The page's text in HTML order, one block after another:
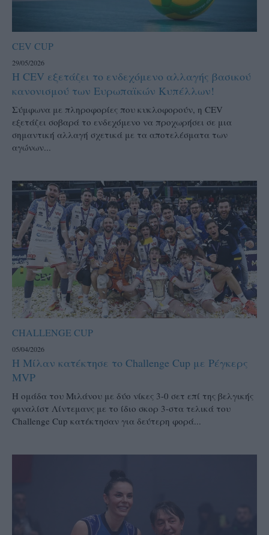
CEV CUP
29/05/2026
Η CEV εξετάζει το ενδεχόμενο αλλαγής βασικού
κανονισμού των Ευρωπαϊκών Κυπέλλων!
Σύμφωνα με πληροφορίες που κυκλοφορούν, η CEV
εξετάζει σοβαρά το ενδεχόμενο να προχωρήσει σε μια
σημαντική αλλαγή σχετικά με τα αποτελέσματα των
αγώνων...
CHALLENGE CUP
05/04/2026
Η Μίλαν κατέκτησε το Challenge Cup με Ρέγκερς
MVP
Η ομάδα του Μιλάνου με δύο νίκες 3-0 σετ επί της βελγικής
φιναλίστ Λίντεμανς με το ίδιο σκορ 3-στα τελικά του
Challenge Cup κατέκτησαν για δεύτερη φορά...